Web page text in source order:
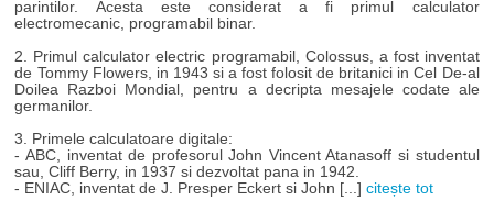
parintilor. Acesta este considerat a fi primul calculator
electromecanic, programabil binar.
2. Primul calculator electric programabil, Colossus, a fost inventat
de Tommy Flowers, in 1943 si a fost folosit de britanici in Cel De-al
Doilea Razboi Mondial, pentru a decripta mesajele codate ale
germanilor.
3. Primele calculatoare digitale:
- ABC, inventat de profesorul John Vincent Atanasoff si studentul
sau, Cliff Berry, in 1937 si dezvoltat pana in 1942.
- ENIAC, inventat de J. Presper Eckert si John [...]citește tot